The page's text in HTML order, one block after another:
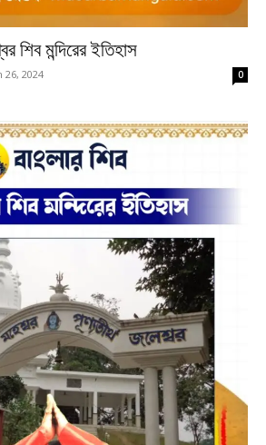
শিব মন্দিরের ইতিহাস
26, 2024 0